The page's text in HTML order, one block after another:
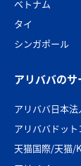
ベトナム
タイ
シンガポール
アリババのサ
アリババ日本法
アリババドット
天猫国際/天猫/